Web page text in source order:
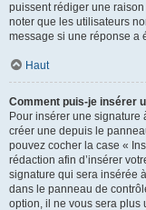
puissent rédiger une
noter que les utilisateurs
message si une réponse a
Haut
Comment puis-je insérer
Pour insérer une signature
créer une depuis le
pouvez cocher la case «
rédaction afin d’insérer
signature qui sera insérée
dans le panneau de
option, il ne vous sera plus